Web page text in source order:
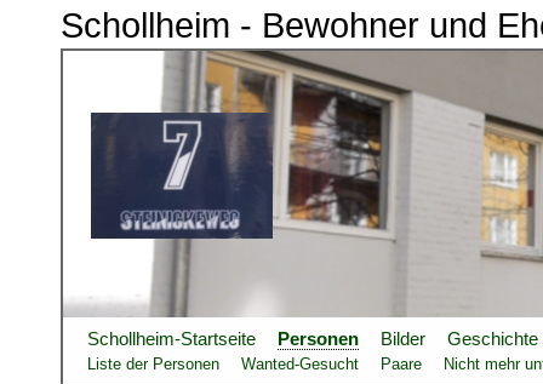
Schollheim - Bewohner und
Schollheim-Startseite Personen Bilder Geschichte
Liste der Personen Wanted-Gesucht Paare Nicht mehr